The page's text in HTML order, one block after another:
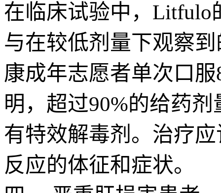
在临床试验中，Litfulo
与在较低剂量下观察
康成年志愿者单次口
明，超过90%的给药
有特效解毒剂。治疗
反应的体征和症状。